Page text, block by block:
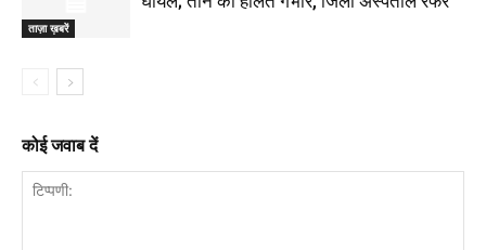
ताज़ा ख़बरें
कोई जवाब दें